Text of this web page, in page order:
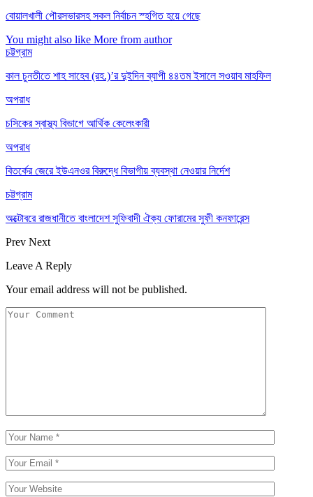
বোয়ালখালী পৌরসভারসহ সকল নির্বাচন স্হগিত হয়ে গেছে
You might also like More from author
চট্টগ্রাম
কাল চুনতীতে শাহ সাহেব (রহ.)’র দুইদিন ব্যাপী ৪৪তম ইসালে সওয়াব মাহফিল
অপরাধ
চসিকের স্বাস্থ্য বিভাগে আর্থিক কেলেংকারী
অপরাধ
বিতর্কের জেরে ইউএনওর বিরুদ্ধে বিভাগীয় ব্যবস্থা নেওয়ার নির্দেশ
চট্টগ্রাম
অক্টোবরে রাজধানীতে বাংলাদেশ সুফিবাদী ঐক্য ফোরামের সুফী কনফারেন্স
Prev Next
Leave A Reply
Your email address will not be published.